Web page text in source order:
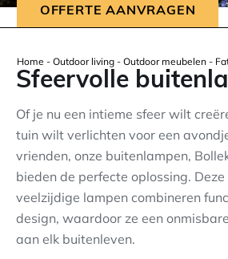
OFFERTE AANVRAGEN
Home - Outdoor living- Outdoor meubelen-
Sfeervolle
Of je nu een intieme sfeer wilt
tuin wilt verlichten voor een
vrienden, onze buitenlampen,
bieden de perfecte oplossing.
veelzijdige lampen combineren
design, waardoor ze een
aan elk buitenleven.